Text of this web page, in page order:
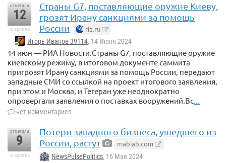
отметили
12
в архиве
Страны G7, поставляющие оружие Киеву,
грозят Ирану санкциями за помощь
России
ria.ru
Игорь Иванов 39114, 14 Июня 2024
14 июн — РИА Новости.Страны G7, поставляющие оружие
киевскому режиму, в итоговом документе саммита
пригрозят Ирану санкциями за помощь России, передают
западные СМИ со ссылкой на проект итогового заявления,
при этом и Москва, и Тегеран уже неоднократно
опровергали заявления о поставках вооружений.Вс...
нет комментариев
отметили
9
в архиве
Потери западного бизнеса, ушедшего из
России, растут
mabiab.com
NewsPulsePolitics, 16 Мая 2024